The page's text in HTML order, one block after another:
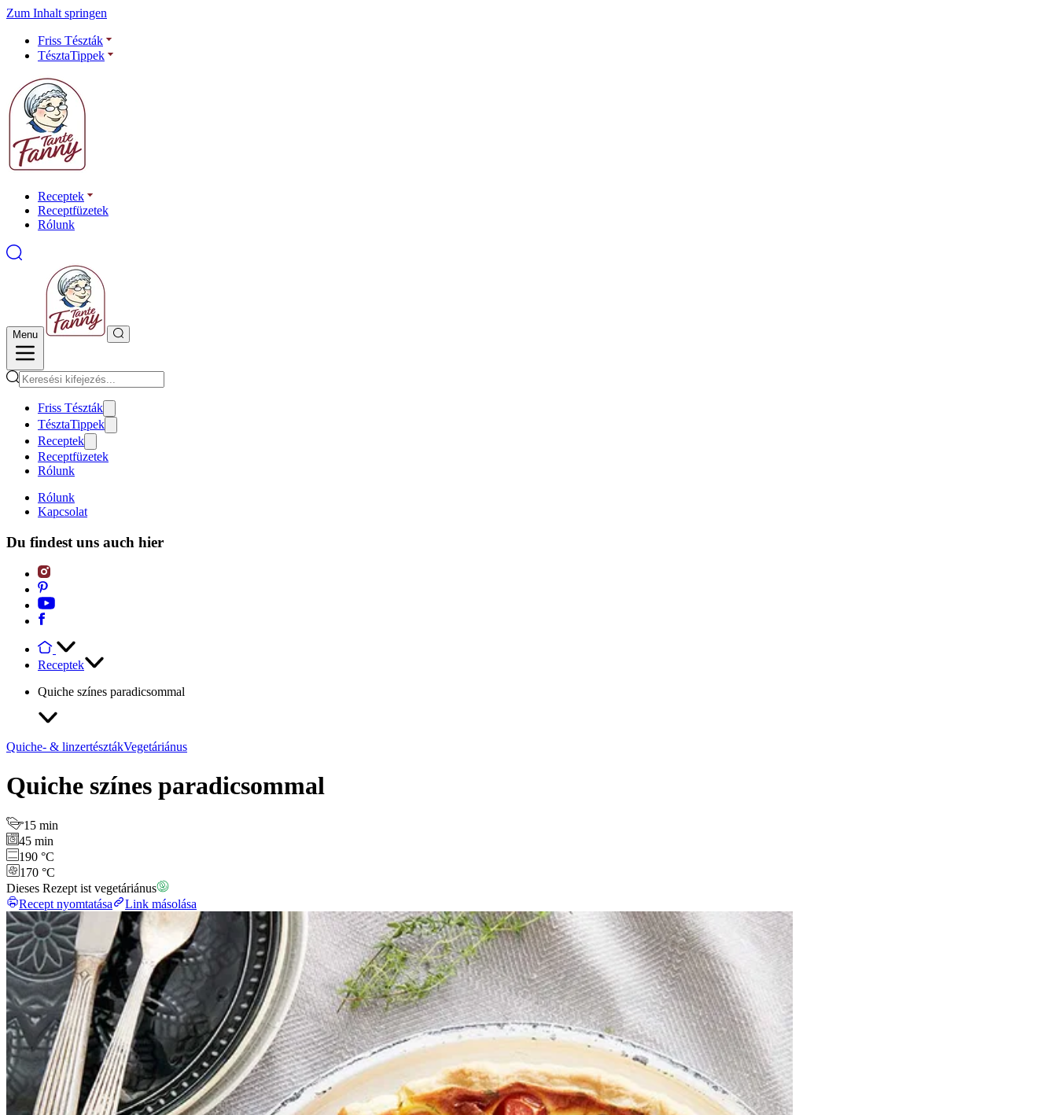
Zum Inhalt springen
Friss Tészták
TésztaTippek
Receptek
Receptfüzetek
Rólunk
Menu
Friss Tészták
TésztaTippek
Receptek
Receptfüzetek
Rólunk
Rólunk
Kapcsolat
Du findest uns auch hier
Receptek
Quiche színes paradicsommal
Quiche- & linzertésztákVegetáriánus
Quiche színes paradicsommal
15 min
45 min
190 °C
170 °C
Dieses Rezept ist vegetáriánus
Recept nyomtatása
Link másolása